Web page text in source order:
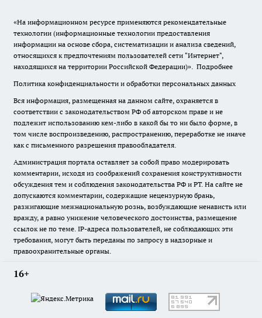
«На информационном ресурсе применяются рекомендательные
технологии (информационные технологии предоставления
информации на основе сбора, систематизации и анализа сведений,
относящихся к предпочтениям пользователей сети "Интернет",
находящихся на территории Российской Федерации)». Подробнее
Политика конфиденциальности и обработки персональных данных
Вся информация, размещенная на данном сайте, охраняется в
соответствии с законодательством РФ об авторском праве и не
подлежит использованию кем-либо в какой бы то ни было форме, в
том числе воспроизведению, распространению, переработке не иначе
как с письменного разрешения правообладателя.
Администрация портала оставляет за собой право модерировать
комментарии, исходя из соображений сохранения конструктивности
обсуждения тем и соблюдения законодательства РФ и РТ. На сайте не
допускаются комментарии, содержащие нецензурную брань,
разжигающие межнациональную рознь, возбуждающие ненависть или
вражду, а равно унижение человеческого достоинства, размещение
ссылок не по теме. IP-адреса пользователей, не соблюдающих эти
требования, могут быть переданы по запросу в надзорные и
правоохранительные органы.
16+